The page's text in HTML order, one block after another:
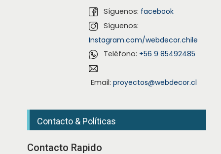
Síguenos: facebook
Síguenos:
Instagram.com/webdecor.chile
Teléfono: +56 9 85492485
Email: proyectos@webdecor.cl
Contacto & Políticas
Contacto Rapido